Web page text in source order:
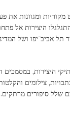
ומגוונות את
היצירות אל
אביב־יפו ושל
היצירות, במסמכים
צילומים
שלל סיפורים מרתקים.